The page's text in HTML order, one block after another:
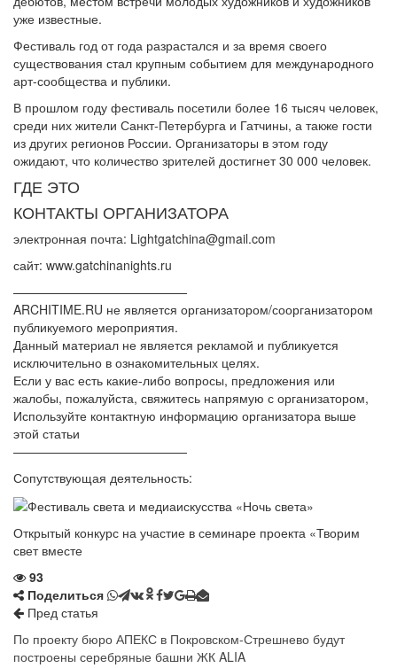
уже известные.
Фестиваль год от года разрастался и за время своего
существования стал крупным событием для международного
арт-сообщества и публики.
В прошлом году фестиваль посетили более 16 тысяч человек,
среди них жители Санкт-Петербурга и Гатчины, а также гости
из других регионов России. Организаторы в этом году
ожидают, что количество зрителей достигнет 30 000 человек.
ГДЕ ЭТО
КОНТАКТЫ ОРГАНИЗАТОРА
электронная почта: Lightgatchina@gmail.com
сайт: www.gatchinanights.ru
——————————————
ARCHITIME.RU не является организатором/соорганизатором
публикуемого мероприятия.
Данный материал не является рекламой и публикуется
исключительно в ознакомительных целях.
Если у вас есть какие-либо вопросы, предложения или
жалобы, пожалуйста, свяжитесь напрямую с организатором,
Используйте контактную информацию организатора выше
этой статьи
——————————————
Сопутствующая деятельность:
Открытый конкурс на участие в семинаре проекта «Творим
свет вместе
93
Поделиться
Пред статья
По проекту бюро АПЕКС в Покровском-Стрешнево будут
построены серебряные башни ЖК ALIA